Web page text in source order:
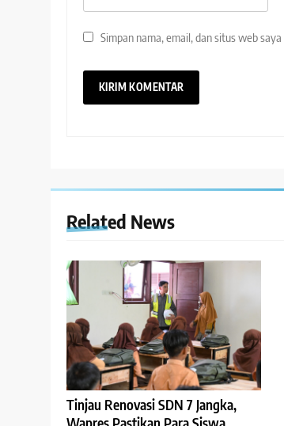
Simpan nama, email, dan situs web
Related News
Tinjau Renovasi SDN 7 Jangka,